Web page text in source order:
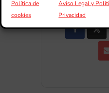
Política de
cookies
Aviso Legal y
Privacidad